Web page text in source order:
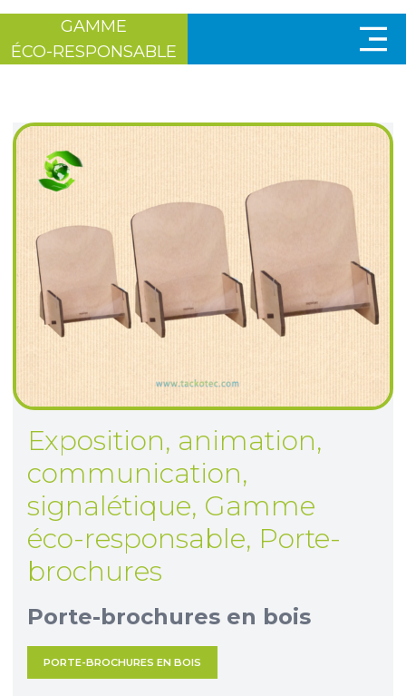
GAMME
ÉCO-RESPONSABLE
Exposition, animation,
communication,
signalétique, Gamme
éco-responsable, Porte-
brochures
Porte-brochures en bois
PORTE-BROCHURES EN BOIS